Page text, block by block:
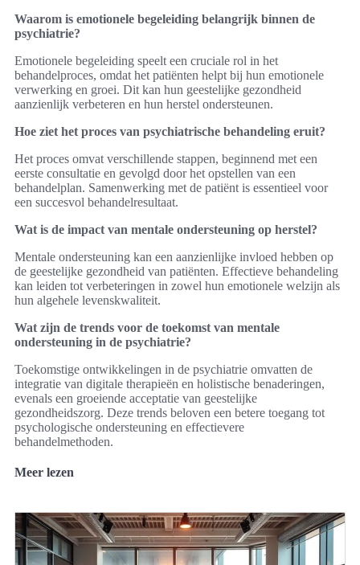
Waarom is emotionele begeleiding belangrijk binnen de
psychiatrie?
Emotionele begeleiding speelt een cruciale rol in het
behandelproces, omdat het patiënten helpt bij hun emotionele
verwerking en groei. Dit kan hun geestelijke gezondheid
aanzienlijk verbeteren en hun herstel ondersteunen.
Hoe ziet het proces van psychiatrische behandeling eruit?
Het proces omvat verschillende stappen, beginnend met een
eerste consultatie en gevolgd door het opstellen van een
behandelplan. Samenwerking met de patiënt is essentieel voor
een succesvol behandelresultaat.
Wat is de impact van mentale ondersteuning op herstel?
Mentale ondersteuning kan een aanzienlijke invloed hebben op
de geestelijke gezondheid van patiënten. Effectieve behandeling
kan leiden tot verbeteringen in zowel hun emotionele welzijn als
hun algehele levenskwaliteit.
Wat zijn de trends voor de toekomst van mentale
ondersteuning in de psychiatrie?
Toekomstige ontwikkelingen in de psychiatrie omvatten de
integratie van digitale therapieën en holistische benaderingen,
evenals een groeiende acceptatie van geestelijke
gezondheidszorg. Deze trends beloven een betere toegang tot
psychologische ondersteuning en effectievere
behandelmethoden.
Meer lezen